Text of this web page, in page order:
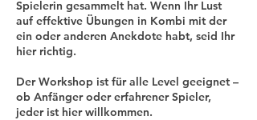
Spielerin gesammelt hat. Wenn Ihr Lust
auf effektive Übungen in Kombi mit der
ein oder anderen Anekdote habt, seid Ihr
hier richtig.
Der Workshop ist für alle Level geeignet –
ob Anfänger oder erfahrener Spieler,
jeder ist hier willkommen.